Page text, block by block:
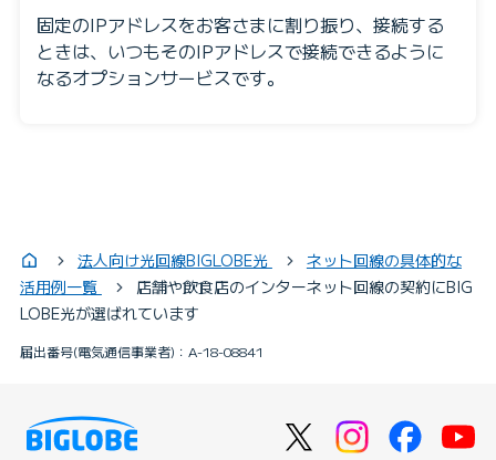
固定のIPアドレスをお客さまに割り振り、接続する
ときは、いつもそのIPアドレスで接続できるように
なるオプションサービスです。
法人向け光回線BIGLOBE光
ネット回線の具体的な
活用例一覧
店舗や飲食店のインターネット回線の契約にBIG
LOBE光が選ばれています
届出番号(電気通信事業者)：A-18-08841